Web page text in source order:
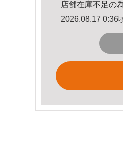
店舗在庫不足の
2026.08.17 0:36